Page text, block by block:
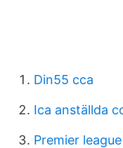
Din55 cca
Ica anställda
Premier